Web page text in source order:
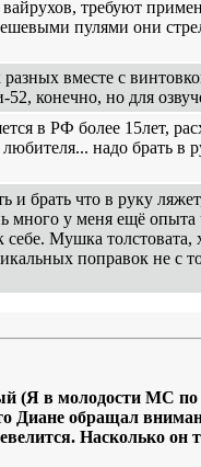
требуют
пулями они
вместе с
конечно, но для
в РФ более 15лет,
надо брать в
и брать что в руку
много у меня ещё
Мушка толстовата,
поправок не с
в молодости MC по
Диане обращал
Насколько он